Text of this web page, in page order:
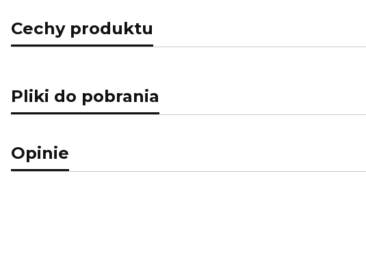
Cechy produktu
Pliki do pobrania
Opinie